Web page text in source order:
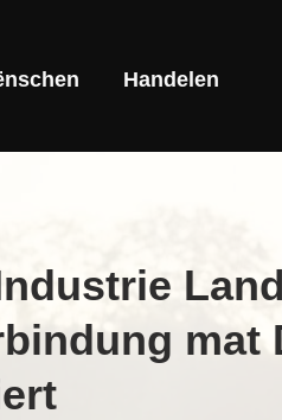
Handelen
mat